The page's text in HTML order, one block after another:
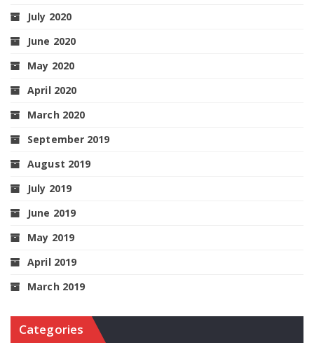
July 2020
June 2020
May 2020
April 2020
March 2020
September 2019
August 2019
July 2019
June 2019
May 2019
April 2019
March 2019
Categories